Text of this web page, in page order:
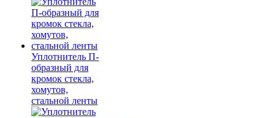
Уплотнитель П-
образный для
кромок стекла,
хомутов,
стальной ленты